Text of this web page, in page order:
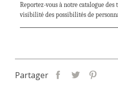
Reportez-vous à notre catalogue
visibilité des possibilités de
Partager